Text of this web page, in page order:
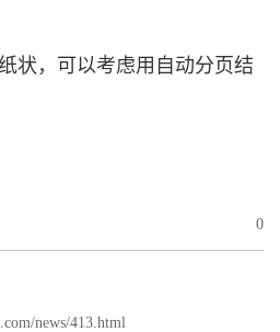
，可以考虑用自动分页结
0
news/413.html